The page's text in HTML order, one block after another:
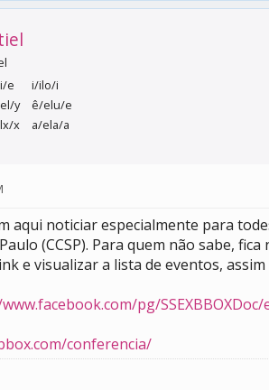
e
i/ilo/i
y
ê/elu/e
x
a/ela/a
aqui noticiar especialmente para
(CCSP). Para quem não sabe,
e visualizar a lista de eventos,
pg/
conferencia/